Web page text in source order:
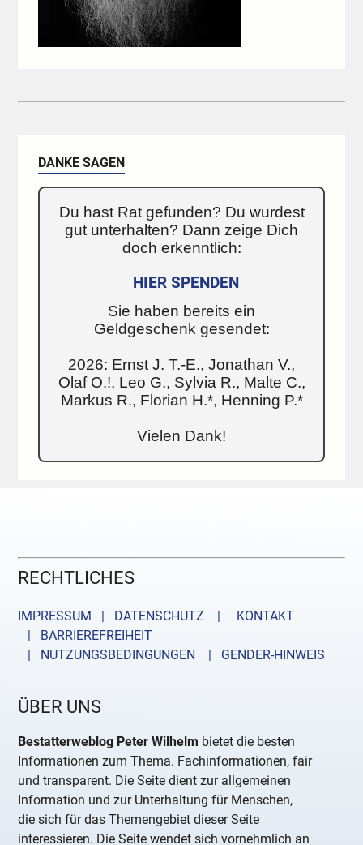
DANKE SAGEN
Du hast Rat gefunden? Du wurdest
gut unterhalten? Dann zeige Dich
doch erkenntlich:
HIER SPENDEN
Sie haben bereits ein
Geldgeschenk gesendet:
2026: Ernst J. T.-E., Jonathan V.,
Olaf O.!, Leo G., Sylvia R., Malte C.,
Markus R., Florian H.*, Henning P.*
Vielen Dank!
RECHTLICHES
IMPRESSUM | DATENSCHUTZ |
KONTAKT
| BARRIEREFREIHEIT
| NUTZUNGSBEDINGUNGEN
| GENDER-HINWEIS
ÜBER UNS
Bestatterweblog Peter Wilhelm bietet die besten
Informationen zum Thema. Fachinformationen, fair
und transparent. Die Seite dient zur allgemeinen
Information und zur Unterhaltung für Menschen,
die sich für das Themengebiet dieser Seite
interessieren. Die Seite wendet sich vornehmlich an